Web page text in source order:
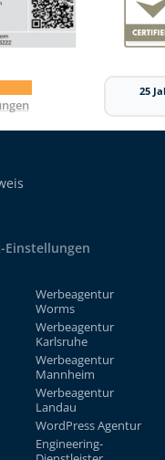
25
Einstellungen
Werbeagentur
Worms
Werbeagentur
Karlsruhe
Werbeagentur
Mannheim
Werbeagentur
Landau
WordPress Agentur
Engineering-